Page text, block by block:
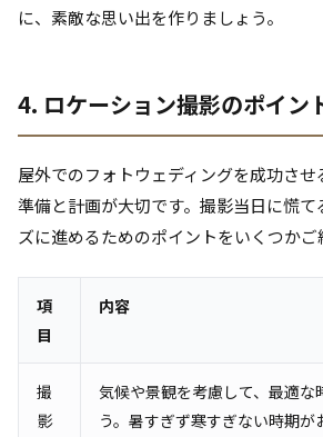
に、素敵な思い出を作りましょう。
4. ロケーション撮影のポイン
屋外でのフォトウェディングを成功さ
準備と計画が大切です。撮影当日に慌て
ズに進めるためのポイントをいくつかご
項
目
内容
撮
影
気候や景観を考慮して、最適な
う。暑すぎず寒すぎない時期が